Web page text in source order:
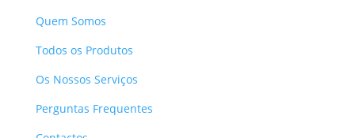
Quem Somos
Todos os Produtos
Os Nossos Serviços
Perguntas Frequentes